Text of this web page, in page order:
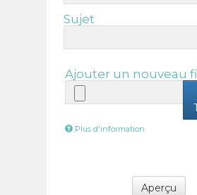
Sujet
Ajouter un nouveau
Plus d'information
Aperçu